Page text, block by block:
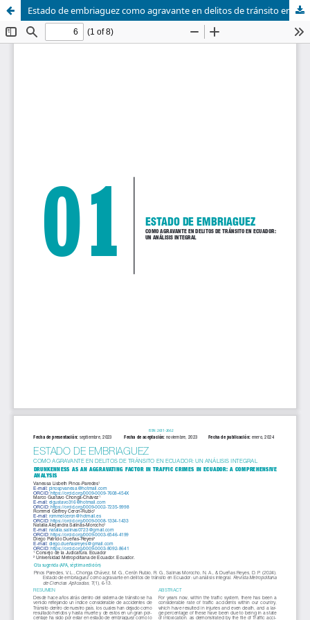
Estado de embriaguez como agravante en delitos de tránsito en Ecuador: un análisis integral